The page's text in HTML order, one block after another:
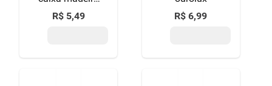
10 unidades
de 40 fósforos
R$ 5,49
R$ 6,99